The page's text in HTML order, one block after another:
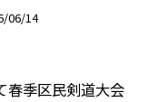
06/14
春季区民剣道大会